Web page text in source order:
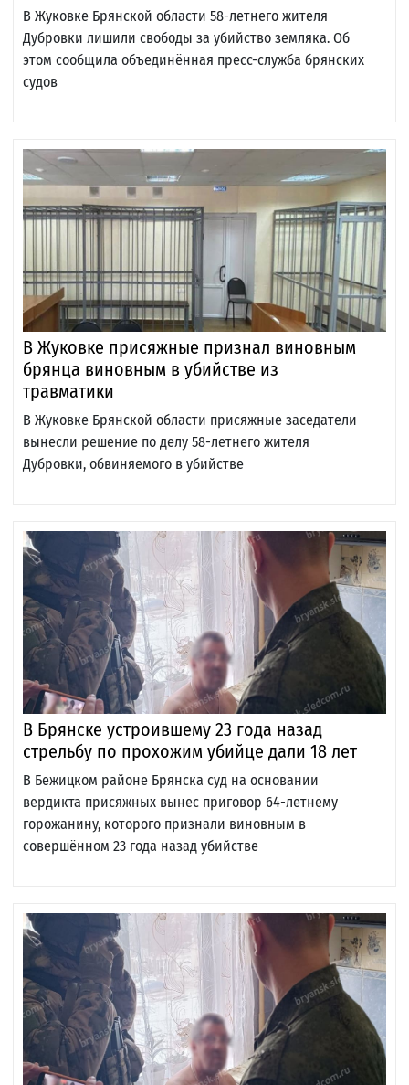
В Жуковке Брянской области 58-летнего жителя
Дубровки лишили свободы за убийство земляка. Об
этом сообщила объединённая пресс-служба брянских
судов
В Жуковке присяжные признал виновным
брянца виновным в убийстве из
травматики
В Жуковке Брянской области присяжные заседатели
вынесли решение по делу 58-летнего жителя
Дубровки, обвиняемого в убийстве
В Брянске устроившему 23 года назад
стрельбу по прохожим убийце дали 18 лет
В Бежицком районе Брянска суд на основании
вердикта присяжных вынес приговор 64-летнему
горожанину, которого признали виновным в
совершённом 23 года назад убийстве